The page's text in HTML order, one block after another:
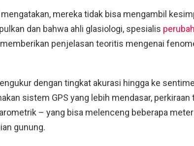
mereka tidak bisa mengambil
dan bahwa ahli glasiologi, spesialis
penjelasan teoritis mengenai
dengan tingkat akurasi hingga ke
sistem GPS yang lebih mendasar,
– yang bisa melenceng beberapa
gunung.